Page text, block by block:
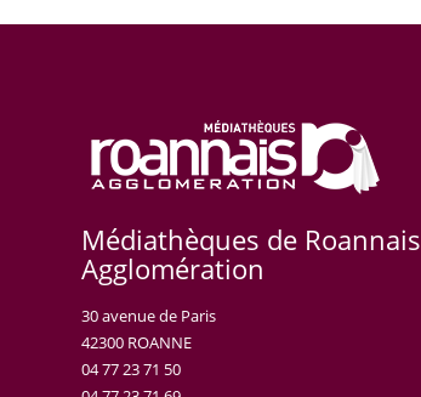
Médiathèques de Roannais
Agglomération
30 avenue de Paris
42300 ROANNE
04 77 23 71 50